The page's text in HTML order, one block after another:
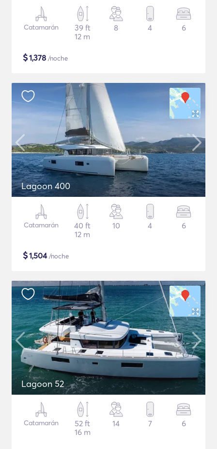
Catamarán
39 ft
12 m
8 4 6
$1,378 /noche
Lagoon 400
Catamarán
40 ft
12 m
10 4 6
$1,504/noche
Lagoon 52
Catamarán
52 ft
16 m
14 7 6